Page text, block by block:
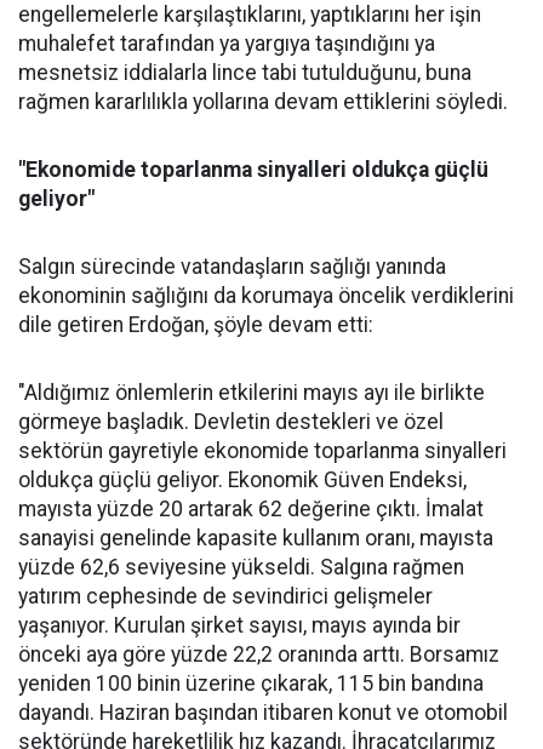
engellemelerle karşılaştıklarını, yaptıklarını her işin
muhalefet tarafından ya yargıya taşındığını ya
mesnetsiz iddialarla lince tabi tutulduğunu, buna
rağmen kararlılıkla yollarına devam ettiklerini söyledi.
"Ekonomide toparlanma sinyalleri oldukça güçlü
geliyor"
Salgın sürecinde vatandaşların sağlığı yanında
ekonominin sağlığını da korumaya öncelik verdiklerini
dile getiren Erdoğan, şöyle devam etti:
"Aldığımız önlemlerin etkilerini mayıs ayı ile birlikte
görmeye başladık. Devletin destekleri ve özel
sektörün gayretiyle ekonomide toparlanma sinyalleri
oldukça güçlü geliyor. Ekonomik Güven Endeksi,
mayısta yüzde 20 artarak 62 değerine çıktı. İmalat
sanayisi genelinde kapasite kullanım oranı, mayısta
yüzde 62,6 seviyesine yükseldi. Salgına rağmen
yatırım cephesinde de sevindirici gelişmeler
yaşanıyor. Kurulan şirket sayısı, mayıs ayında bir
önceki aya göre yüzde 22,2 oranında arttı. Borsamız
yeniden 100 binin üzerine çıkarak, 115 bin bandına
dayandı. Haziran başından itibaren konut ve otomobil
sektöründe hareketlilik hız kazandı. İhracatçılarımız